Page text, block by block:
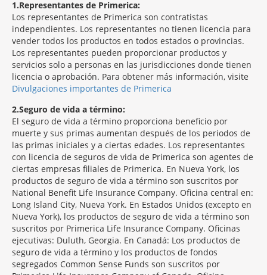
1 Representantes de Primerica:
Los representantes de Primerica son contratistas
independientes. Los representantes no tienen licencia para
vender todos los productos en todos estados o provincias.
Los representantes pueden proporcionar productos y
servicios solo a personas en las jurisdicciones donde tienen
licencia o aprobación. Para obtener más información, visite
Divulgaciones importantes de Primerica
2 Seguro de vida a término:
El seguro de vida a término proporciona beneficio por
muerte y sus primas aumentan después de los periodos de
las primas iniciales y a ciertas edades. Los representantes
con licencia de seguros de vida de Primerica son agentes de
ciertas empresas filiales de Primerica. En Nueva York, los
productos de seguro de vida a término son suscritos por
National Benefit Life Insurance Company. Oficina central en:
Long Island City, Nueva York. En Estados Unidos (excepto en
Nueva York), los productos de seguro de vida a término son
suscritos por Primerica Life Insurance Company. Oficinas
ejecutivas: Duluth, Georgia. En Canadá: Los productos de
seguro de vida a término y los productos de fondos
segregados Common Sense Funds son suscritos por